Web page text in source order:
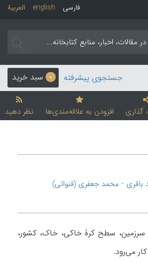
العربیة english فارسی
0 سبد خرید جستجوی پیشرفته
گذاری افزودن به علاقه‌مندی‌ها نظر دهید
باقری - محمد جعفری (قنواتی)
سرزمین، سطح کرۀ خاکی، خاک، کشور،
می‌رود.